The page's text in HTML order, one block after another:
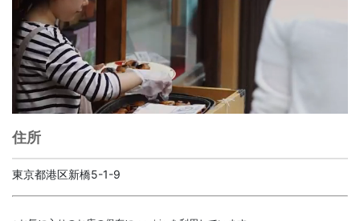
住所
東京都港区新橋5-1-9